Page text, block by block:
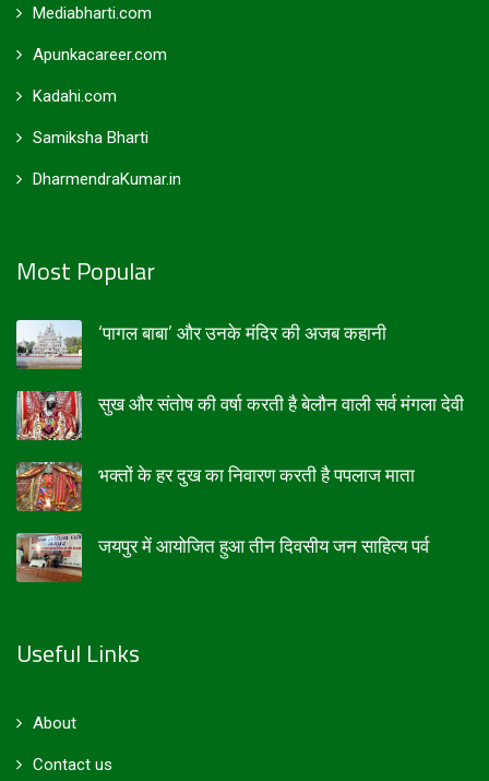
Mediabharti.com
Apunkacareer.com
Kadahi.com
Samiksha Bharti
DharmendraKumar.in
Most Popular
‘पागल बाबा’ और उनके मंदिर की अजब कहानी
सुख और संतोष की वर्षा करती है बेलौन वाली सर्व मंगला देवी
भक्तों के हर दुख का निवारण करती है पपलाज माता
जयपुर में आयोजित हुआ तीन दिवसीय जन साहित्य पर्व
Useful Links
About
Contact us